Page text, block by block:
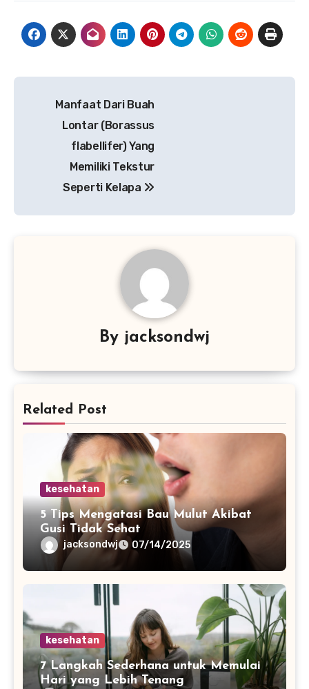
Manfaat Dari Buah
Lontar (Borassus
flabellifer) Yang
Memiliki Tekstur
Seperti Kelapa
By jacksondwj
Related Post
kesehatan
5 Tips Mengatasi Bau Mulut Akibat
Gusi Tidak Sehat
jacksondwj 07/14/2025
kesehatan
7 Langkah Sederhana untuk Memulai
Hari yang Lebih Tenang